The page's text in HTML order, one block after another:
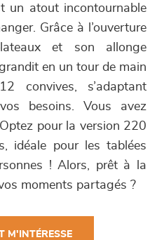
un atout incontournable
Grâce à l’ouverture
et son allonge
en un tour de main
convives, s’adaptant
besoins. Vous avez
pour la version 220
idéale pour les tablées
! Alors, prêt à la
moments partagés ?
M'INTÉRESSE